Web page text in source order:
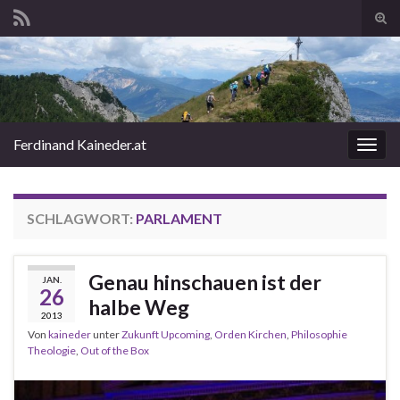
Search for:
Ferdinand Kaineder.at
SCHLAGWORT: PARLAMENT
JAN.
26
2013
Genau hinschauen ist der
halbe Weg
Von kainederunterZukunft Upcoming Orden Kirchen Philosophie
Theologie Out of the Box